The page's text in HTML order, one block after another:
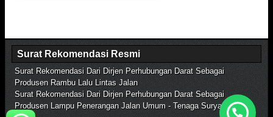
Surat Rekomendasi Resmi
Surat Rekomendasi Dari Dirjen Perhubungan Darat Sebagai
Produsen Rambu Lalu Lintas Jalan
Surat Rekomendasi Dari Dirjen Perhubungan Darat Sebagai
Produsen Lampu Penerangan Jalan Umum - Tenaga Surya